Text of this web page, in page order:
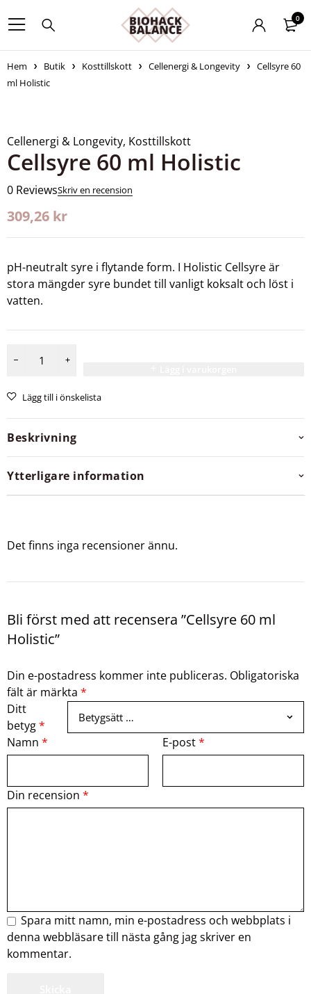
0
Hem Butik Kosttillskott Cellenergi & Longevity
Cellsyre 60
ml Holistic
Cellenergi & Longevity, Kosttillskott
Cellsyre 60 ml Holistic
0 ReviewsSkriv en recension
309,26 kr
pH-neutralt syre i flytande form. I Holistic Cellsyre är
stora mängder syre bundet till vanligt koksalt och löst i
vatten.
Lägg till i önskelista
Beskrivning
Ytterligare information
Det finns inga recensioner ännu.
Bli först med att recensera ”Cellsyre 60 ml
Holistic”
Din e-postadress kommer inte publiceras. Obligatoriska
fält är märkta *
Ditt
betyg*
Din recension *
Namn * E-post*
Spara mitt namn, min e-postadress och webbplats i
denna webbläsare till nästa gång jag skriver en
kommentar.